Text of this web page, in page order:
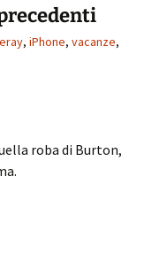
, iPhone, vacanze,
roba di Burton,